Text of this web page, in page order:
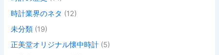
時計業界のネタ (12)
未分類 (19)
正美堂オリジナル懐中時計 (5)